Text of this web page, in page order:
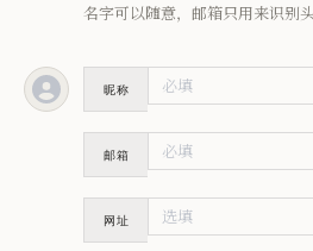
名字可以随意，邮箱只用来识别
昵称
邮箱
网址